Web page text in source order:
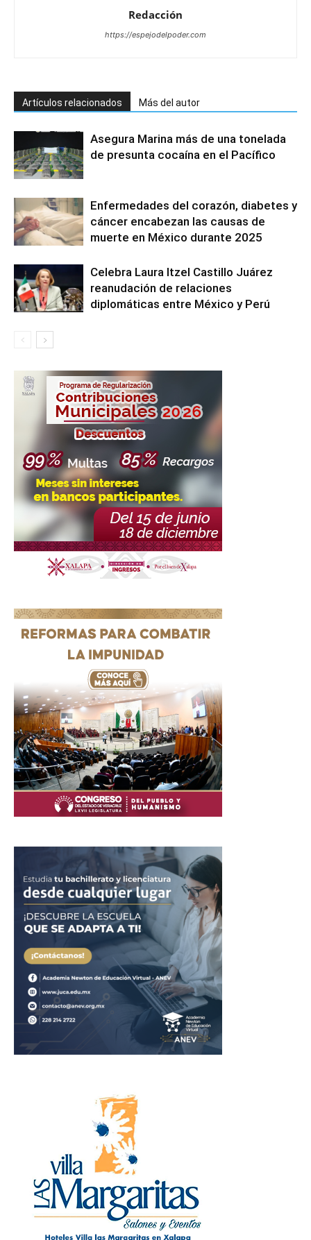
Redacción
https://espejodelpoder.com
Artículos relacionados Más del autor
Asegura Marina más de una tonelada
de presunta cocaína en el Pacífico
Enfermedades del corazón, diabetes y
cáncer encabezan las causas de
muerte en México durante 2025
Celebra Laura Itzel Castillo Juárez
reanudación de relaciones
diplomáticas entre México y Perú